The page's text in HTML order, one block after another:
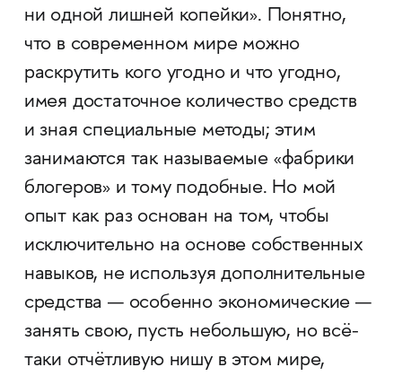
ни одной лишней копейки». Понятно,
что в современном мире можно
раскрутить кого угодно и что угодно,
имея достаточное количество средств
и зная специальные методы; этим
занимаются так называемые «фабрики
блогеров» и тому подобные. Но мой
опыт как раз основан на том, чтобы
исключительно на основе собственных
навыков, не используя дополнительные
средства — особенно экономические —
занять свою, пусть небольшую, но всё-
таки отчётливую нишу в этом мире,